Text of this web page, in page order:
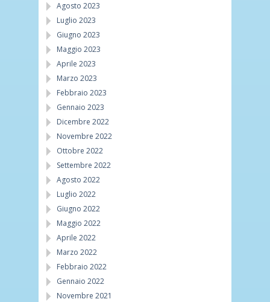
Agosto 2023
Luglio 2023
Giugno 2023
Maggio 2023
Aprile 2023
Marzo 2023
Febbraio 2023
Gennaio 2023
Dicembre 2022
Novembre 2022
Ottobre 2022
Settembre 2022
Agosto 2022
Luglio 2022
Giugno 2022
Maggio 2022
Aprile 2022
Marzo 2022
Febbraio 2022
Gennaio 2022
Novembre 2021